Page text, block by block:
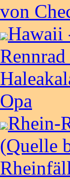
von
Hawaii
Opa
Rhein-
(Quelle